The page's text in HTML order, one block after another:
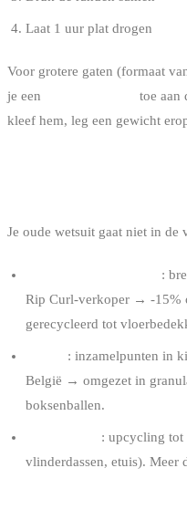
Laat 1 uur plat drogen
Voor grotere gaten (formaat
je een
toe aan
kleef hem, leg een gewicht
Je oude wetsuit gaat niet in de
:
Rip Curl-verkoper → -15%
gerecycleerd tot
: inzamelpunten in
België → omgezet in
boksenballen.
: upcycling tot
vlinderdassen, etuis). Meer